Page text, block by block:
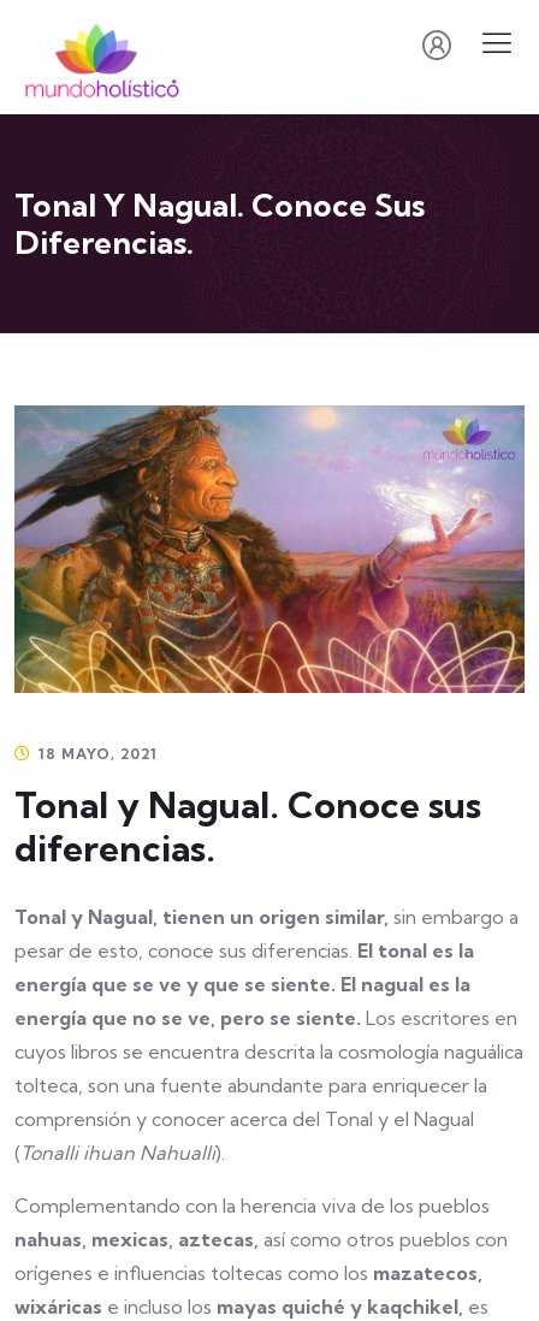
Tonal Y Nagual. Conoce Sus
Diferencias.
18 MAYO, 2021
Tonal y Nagual. Conoce sus
diferencias.
Tonal y Nagual, tienen un origen similar, sin embargo a
pesar de esto, conoce sus diferencias. El tonal es la
energía que se ve y que se siente. El nagual es la
energía que no se ve, pero se siente. Los escritores en
cuyos libros se encuentra descrita la cosmología naguálica
tolteca, son una fuente abundante para enriquecer la
comprensión y conocer acerca del Tonal y el Nagual
(Tonalli ihuan Nahualli).
Complementando con la herencia viva de los pueblos
nahuas, mexicas, aztecas, así como otros pueblos con
orígenes e influencias toltecas como los mazatecos,
wixáricas e incluso los mayas quiché y kaqchikel, es